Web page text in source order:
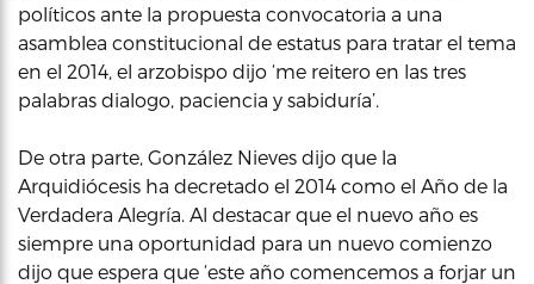
políticos ante la propuesta convocatoria a una
asamblea constitucional de estatus para tratar el tema
en el 2014, el arzobispo dijo ‘me reitero en las tres
palabras dialogo, paciencia y sabiduría’.
De otra parte, González Nieves dijo que la
Arquidiócesis ha decretado el 2014 como el Año de la
Verdadera Alegría. Al destacar que el nuevo año es
siempre una oportunidad para un nuevo comienzo
dijo que espera que ‘este año comencemos a forjar un